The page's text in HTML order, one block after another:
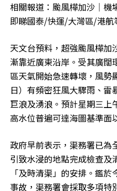
相關報道：颱風樺加沙｜機
即睇國泰/快運/大灣區/港航
天文台預料，超強颱風樺加
漸靠近廣東沿岸。受其廣闊
區天氣開始急速轉壞，風勢
日）有頻密狂風大驟雨、
巨浪及湧浪。預計星期三上
高水位普遍可達海圖基準面
政府早前表示，渠務署已為
引致水浸的地點完成檢查及
「及時清渠」的安排。鑑
事故，渠務署會採取多項特